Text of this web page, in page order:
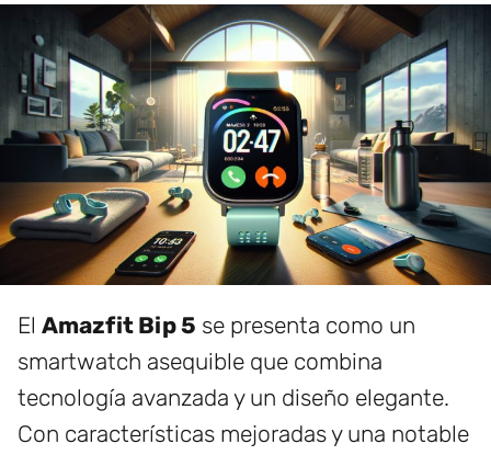
El Amazfit Bip 5 se presenta como un
smartwatch asequible que combina
tecnología avanzada y un diseño elegante.
Con características mejoradas y una notable